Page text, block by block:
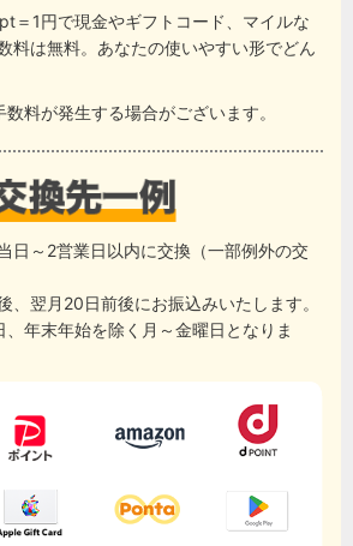
＝1円で現金やギフトコード、マイルな
料は無料。あなたの使いやすい形でどん
料が発生する場合がございます。
日～2営業日以内に交換（一部例外の交
、翌月20日前後にお振込みいたします。
年末年始を除く月～金曜日となりま